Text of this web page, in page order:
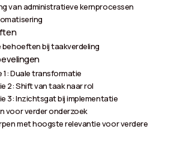
van administratieve kernprocessen
behoeften bij taakverdeling
1: Duale transformatie
2: Shift van taak naar rol
3: Inzichtsgat bij implementatie
voor verder onderzoek
met hoogste relevantie voor verdere